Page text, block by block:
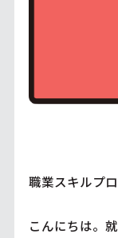
職業スキルプ
こんにちは。